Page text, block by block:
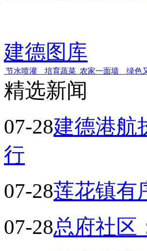
建德图库
节水喷灌 培育蔬菜 农家一面墙 绿色
精选新闻
07-28建德港航
行
07-28莲花镇有
07-28总府社区